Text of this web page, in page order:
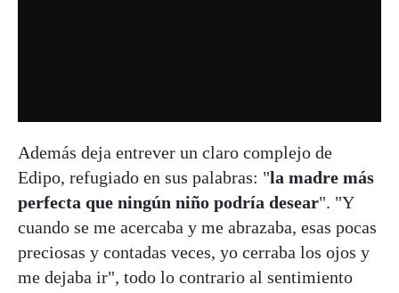
Además deja entrever un claro complejo de
Edipo, refugiado en sus palabras: "la madre más
perfecta que ningún niño podría desear". "Y
cuando se me acercaba y me abrazaba, esas pocas
preciosas y contadas veces, yo cerraba los ojos y
me dejaba ir", todo lo contrario al sentimiento